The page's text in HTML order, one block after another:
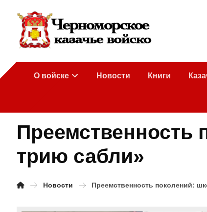
О войске Новости Книги
Преемственность
трию сабли»
Новости Преемственность поколений: